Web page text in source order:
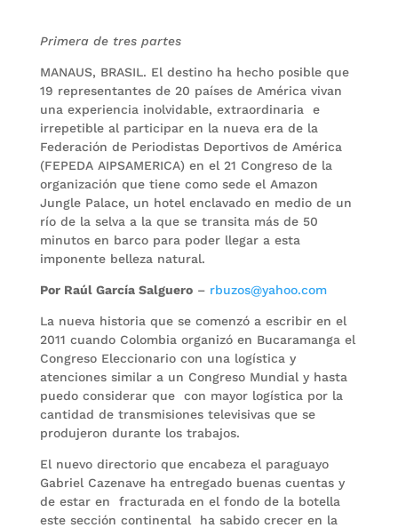
Primera de tres partes
MANAUS, BRASIL. El destino ha hecho posible que
19 representantes de 20 países de América vivan
una experiencia inolvidable, extraordinaria e
irrepetible al participar en la nueva era de la
Federación de Periodistas Deportivos de América
(FEPEDA AIPSAMERICA) en el 21 Congreso de la
organización que tiene como sede el Amazon
Jungle Palace, un hotel enclavado en medio de un
río de la selva a la que se transita más de 50
minutos en barco para poder llegar a esta
imponente belleza natural.
Por Raúl García Salguero– rbuzos@yahoo.com
La nueva historia que se comenzó a escribir en el
2011 cuando Colombia organizó en Bucaramanga el
Congreso Eleccionario con una logística y
atenciones similar a un Congreso Mundial y hasta
puedo considerar que con mayor logística por la
cantidad de transmisiones televisivas que se
produjeron durante los trabajos.
El nuevo directorio que encabeza el paraguayo
Gabriel Cazenave ha entregado buenas cuentas y
de estar en fracturada en el fondo de la botella
este sección continental ha sabido crecer en la